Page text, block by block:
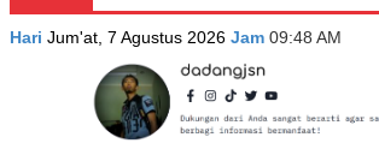
Hari Jum'at, 7 Agustus 2026 Jam 09:48 AM